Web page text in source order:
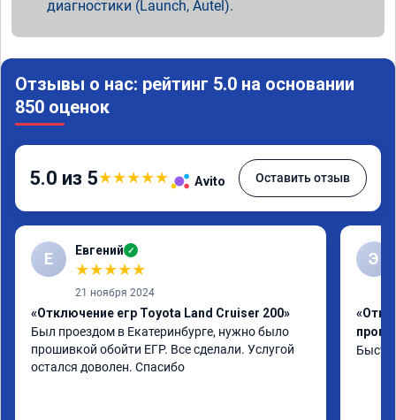
диагностики (Launch, Autel).
Отзывы о нас: рейтинг 5.0 на основании
850 оценок
5.0 из 5★★★★★ Avito Оставить отзыв
Е Евгений ✓
★★★★★
21 ноября 2024
«Отключение егр Toyota Land Cruiser 200»
Был проездом в Екатеринбурге, нужно было
прошивкой обойти ЕГР. Все сделали. Услугой
остался доволен. Спасибо
Э